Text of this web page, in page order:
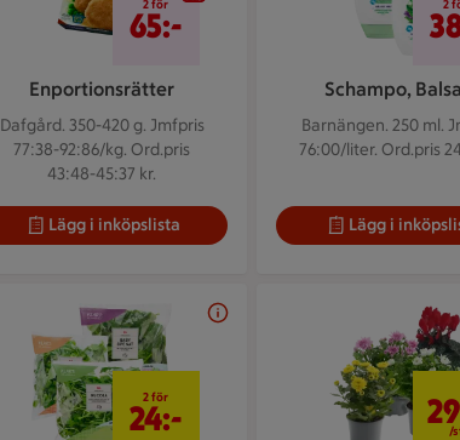
Enportionsrätter
Dafgård. 350-420 g. Jmfpris
77:38-92:86/kg. Ord.pris
43:48-45:37 kr.
2 för
65:-
Lägg i inköpslista
Schampo,
Barnängen. 250 ml.
76:00/liter. Ord.pris
2
Lägg i
2 för
24:- 29
/